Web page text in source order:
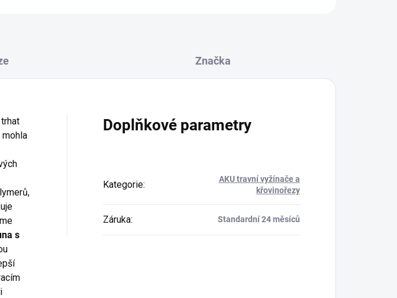
Značka
s
Doplňkové parametry
Kategorie:
AKU travní vyžínače a
křovinořezy
Záruka: Standardní 24 měsíců